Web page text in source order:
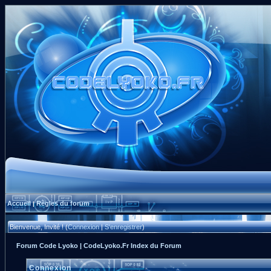
Accueil|Règles du forum
Bienvenue, Invité ! (Connexion|S'enregistrer)
Forum Code Lyoko | CodeLyoko.Fr Index du Forum
Connexion